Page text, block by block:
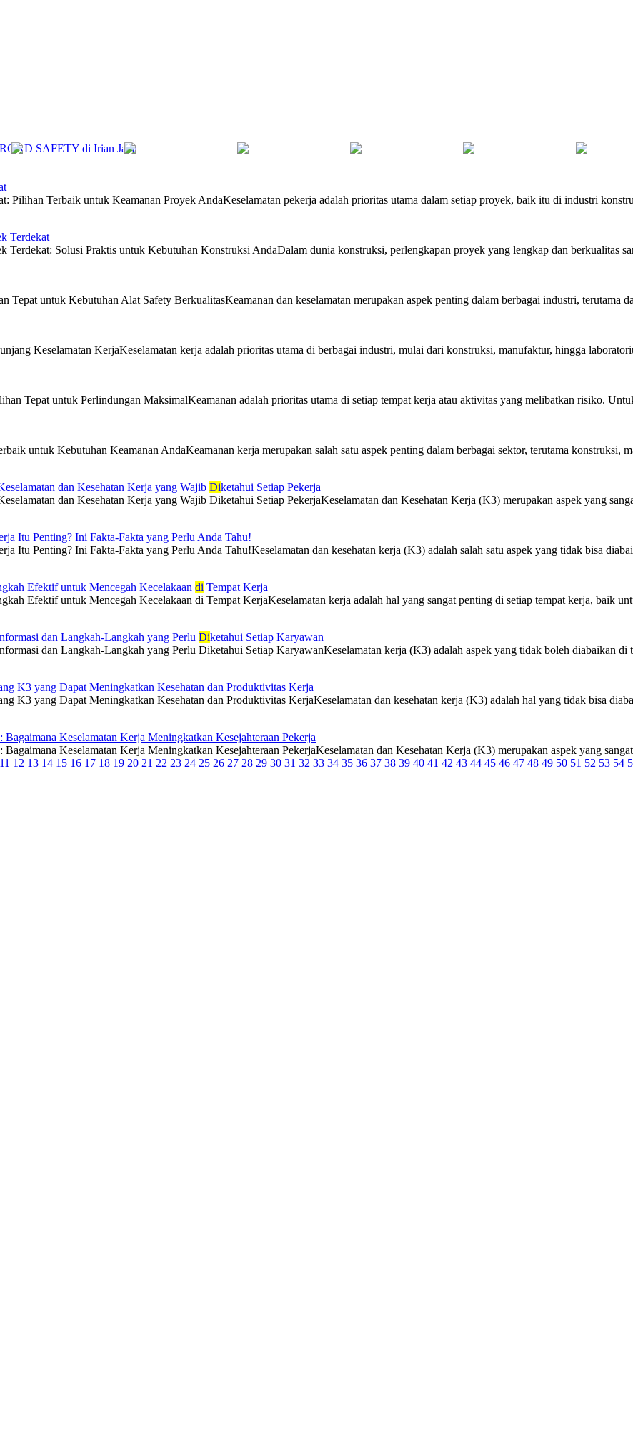
SAFETY di Irian Jaya
Pilihan Terbaik untuk Keamanan Proyek AndaKeselamatan pekerja adalah prioritas utama dalam setiap proyek, baik itu di industri
Terdekat
Terdekat: Solusi Praktis untuk Kebutuhan Konstruksi AndaDalam dunia konstruksi, perlengkapan proyek yang lengkap dan berkualitas
Tepat untuk Kebutuhan Alat Safety BerkualitasKeamanan dan keselamatan merupakan aspek penting dalam berbagai industri, terutama
Keselamatan KerjaKeselamatan kerja adalah prioritas utama di berbagai industri, mulai dari konstruksi, manufaktur, hingga
Tepat untuk Perlindungan MaksimalKeamanan adalah prioritas utama di setiap tempat kerja atau aktivitas yang melibatkan risiko.
untuk Kebutuhan Keamanan AndaKeamanan kerja merupakan salah satu aspek penting dalam berbagai sektor, terutama konstruksi,
dan Kesehatan Kerja yang Wajib Diketahui Setiap Pekerja
dan Kesehatan Kerja yang Wajib Diketahui Setiap PekerjaKeselamatan dan Kesehatan Kerja (K3) merupakan aspek yang
Itu Penting? Ini Fakta-Fakta yang Perlu Anda Tahu!
Itu Penting? Ini Fakta-Fakta yang Perlu Anda Tahu!Keselamatan dan kesehatan kerja (K3) adalah salah satu aspek yang tidak bisa
Efektif untuk Mencegah Kecelakaan di Tempat Kerja
Efektif untuk Mencegah Kecelakaan di Tempat KerjaKeselamatan kerja adalah hal yang sangat penting di setiap tempat kerja, baik
dan Langkah-Langkah yang Perlu Diketahui Setiap Karyawan
dan Langkah-Langkah yang Perlu Diketahui Setiap KaryawanKeselamatan kerja (K3) adalah aspek yang tidak boleh diabaikan di
K3 yang Dapat Meningkatkan Kesehatan dan Produktivitas Kerja
K3 yang Dapat Meningkatkan Kesehatan dan Produktivitas KerjaKeselamatan dan kesehatan kerja (K3) adalah hal yang tidak bisa
Keselamatan Kerja Meningkatkan Kesejahteraan Pekerja
Keselamatan Kerja Meningkatkan Kesejahteraan PekerjaKeselamatan dan Kesehatan Kerja (K3) merupakan aspek yang
11 12 13 14 15 16 17 18 19 20 21 22 23 24 25 26 27 28 29 30 31 32 33 34 35 36 37 38 39 40 41 42 43 44 45 46 47 48 49 50 51 52 53 54